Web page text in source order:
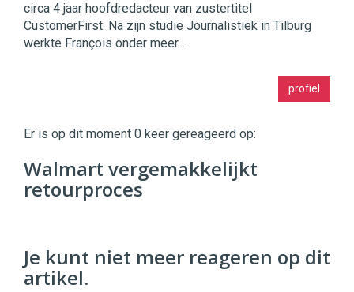
circa 4 jaar hoofdredacteur van zustertitel
CustomerFirst. Na zijn studie Journalistiek in Tilburg
werkte François onder meer...
profiel
Commerce https://twinklemagazine.nl
9654
Er is op dit moment 0 keer gereageerd op:
Walmart vergemakkelijkt
retourproces
Je kunt niet meer reageren op dit
artikel.